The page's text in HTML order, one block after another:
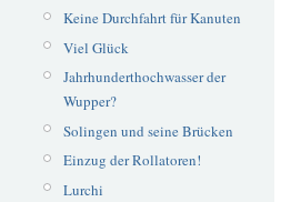
Keine Durchfahrt für Kanuten
Viel Glück
Jahrhunderthochwasser der
Wupper?
Solingen und seine Brücken
Einzug der Rollatoren!
Lurchi